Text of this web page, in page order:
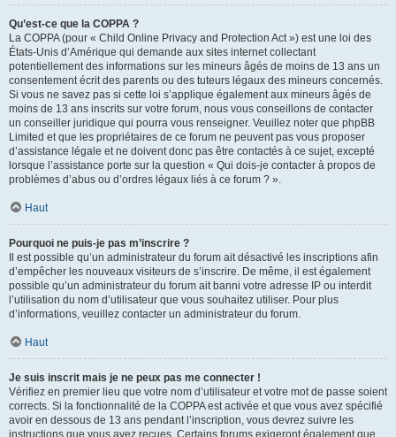
Qu’est-ce que la COPPA ?
La COPPA (pour « Child Online Privacy and Protection Act ») est une loi des
États-Unis d’Amérique qui demande aux sites internet collectant
potentiellement des informations sur les mineurs âgés de moins de 13 ans un
consentement écrit des parents ou des tuteurs légaux des mineurs concernés.
Si vous ne savez pas si cette loi s’applique également aux mineurs âgés de
moins de 13 ans inscrits sur votre forum, nous vous conseillons de contacter
un conseiller juridique qui pourra vous renseigner. Veuillez noter que phpBB
Limited et que les propriétaires de ce forum ne peuvent pas vous proposer
d’assistance légale et ne doivent donc pas être contactés à ce sujet, excepté
lorsque l’assistance porte sur la question « Qui dois-je contacter à propos de
problèmes d’abus ou d’ordres légaux liés à ce forum ? ».
Haut
Pourquoi ne puis-je pas m’inscrire ?
Il est possible qu’un administrateur du forum ait désactivé les inscriptions afin
d’empêcher les nouveaux visiteurs de s’inscrire. De même, il est également
possible qu’un administrateur du forum ait banni votre adresse IP ou interdit
l’utilisation du nom d’utilisateur que vous souhaitez utiliser. Pour plus
d’informations, veuillez contacter un administrateur du forum.
Haut
Je suis inscrit mais je ne peux pas me connecter !
Vérifiez en premier lieu que votre nom d’utilisateur et votre mot de passe soient
corrects. Si la fonctionnalité de la COPPA est activée et que vous avez spécifié
avoir en dessous de 13 ans pendant l’inscription, vous devrez suivre les
instructions que vous avez reçues. Certains forums exigeront également que